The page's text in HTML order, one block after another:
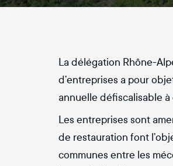
La délégation Rhône-
d’entreprises a pour
annuelle défiscalisable à
Les entreprises sont
de restauration font
communes entre les